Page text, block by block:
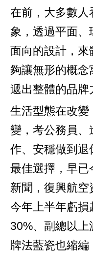
在前，大多數人
象，透過平面、
面向的設計，
夠讓無形的概
遞出整體的品牌
生活型態在改變
變，考公務員、
作、安穩做到退
最佳選擇，早已
新聞，復興航
今年上半年虧損
30%、副總以上
牌法藍瓷也縮